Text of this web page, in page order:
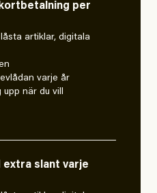
per
artiklar, digitala
varje år
när du vill
slant varje